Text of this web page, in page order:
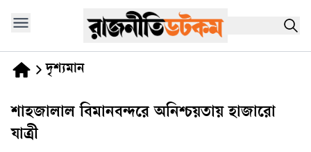
দৃশ্যমান
শাহজালাল বিমানবন্দরে অনিশ্চয়তায় হাজারো
যাত্রী